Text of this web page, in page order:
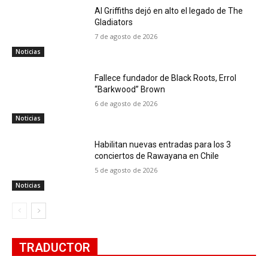
Noticias
Al Griffiths dejó en alto el legado de The
Gladiators
7 de agosto de 2026
Noticias
Fallece fundador de Black Roots, Errol
“Barkwood” Brown
6 de agosto de 2026
Noticias
Habilitan nuevas entradas para los 3
conciertos de Rawayana en Chile
5 de agosto de 2026
TRADUCTOR